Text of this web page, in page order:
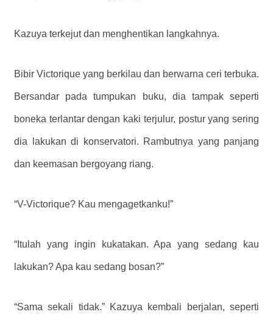
Kazuya terkejut dan menghentikan langkahnya.
Bibir Victorique yang berkilau dan berwarna ceri terbuka.
Bersandar pada tumpukan buku, dia tampak seperti
boneka terlantar dengan kaki terjulur, postur yang sering
dia lakukan di konservatori. Rambutnya yang panjang
dan keemasan bergoyang riang.
“V-Victorique? Kau mengagetkanku!”
“Itulah yang ingin kukatakan. Apa yang sedang kau
lakukan? Apa kau sedang bosan?”
“Sama sekali tidak.” Kazuya kembali berjalan, seperti